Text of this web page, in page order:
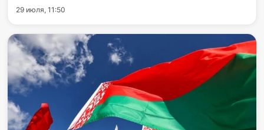
общая годовая инфляция в стране составила 6,4%,
29 июля, 11:50